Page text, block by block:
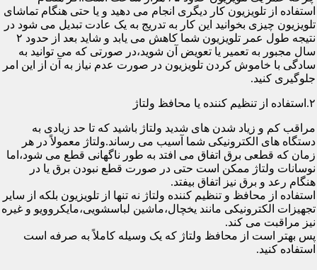
استفاده از تلویزیون کار دیگری انجام می دهید و یا حتی هنگام تماشای
تلویزیون چیزی بخوانید این کار به تدریج به یک عادت تبدیل می شود در
نتیجه طول عمر تلویزیون شما کاهش می یابد و شاید بعد از حدود ۲
سال مجبور به تعمیر یا تعویض آن شوید،در صورتی که می توانید به
سادگی با خاموش کردن تلویزیون در صورت عدم نیاز به آن از این امر
جلوگیری کنید.
۲.استفاده از تنظیم کننده یا محافظ ولتاژ
مراقب کم و زیاد شدن های شدید ولتاژ باشید که تا حد زیادی به
دستگاه های الکترونیکی شما آسیب می رساند.ولتاژ معمولاً در هر
زمان که قطعی برق اتفاق می افتد به طور ناگهانی قطع می شود،اما
نوسانات ولتاژ ممکن است حتی در صورت قطع نبودن برق یا در
هنگام رعد و برق نیز اتفاق بیفتد.
استفاده از محافظ و تنظیم کننده ولتاژ نه تنها از تلویزیون بلکه از سایر
تجهیزات الکترونیکی مانند یخچال،ماشین لباسشویی،مایکروویو و غیره
نیز مراقبت می کند.
پس بهتر است از محافظ ولتاژ که یک وسیله کاملاً به صرفه است
استفاده کنید.